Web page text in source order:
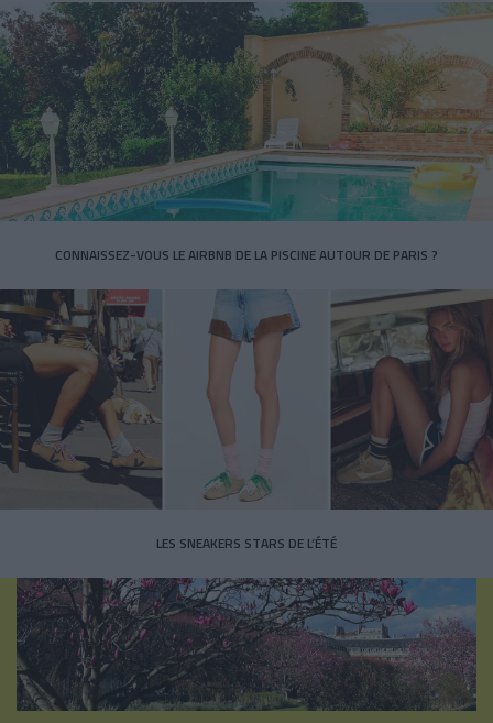
CONNAISSEZ-VOUS LE AIRBNB DE LA PISCINE AUTOUR DE PARIS ?
LES SNEAKERS STARS DE L’ÉTÉ